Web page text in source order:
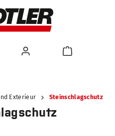
Exterieur Steinschlagschutz